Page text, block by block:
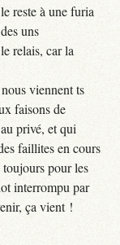
reste à une furia
uns
relais, car la
viennent ts
faisons de
privé, et qui
faillites en cours
toujours pour les
interrompu par
ça vient !